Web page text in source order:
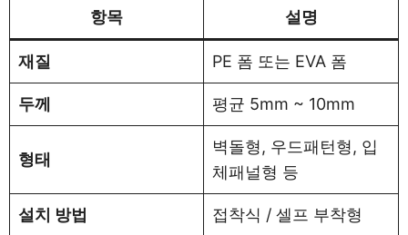
항목 설명
재질 PE 폼 또는 EVA 폼
두께 평균 5mm ~ 10mm
형태
벽돌형, 우드패턴형, 입
체패널형 등
설치 방법 접착식 / 셀프 부착형